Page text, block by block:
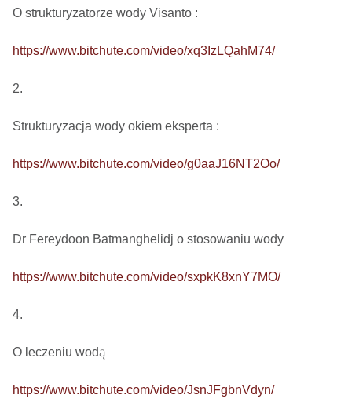
O strukturyzatorze wody Visanto :
https://www.bitchute.com/video/xq3IzLQahM74/
2.
Strukturyzacja wody okiem eksperta :
https://www.bitchute.com/video/g0aaJ16NT2Oo/
3.
Dr Fereydoon Batmanghelidj o stosowaniu wody
https://www.bitchute.com/video/sxpkK8xnY7MO/
4.
O leczeniu wodą
https://www.bitchute.com/video/JsnJFgbnVdyn/